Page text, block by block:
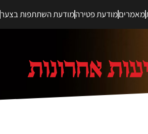
מאמריםמודעת פטירהמודעת השתתפות בצער